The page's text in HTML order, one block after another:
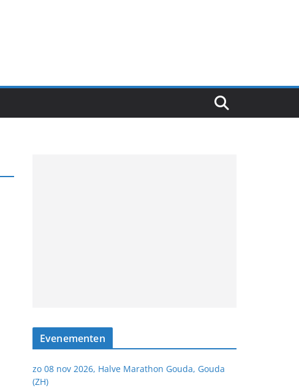
Evenementen
zo 08 nov 2026, Halve Marathon Gouda, Gouda
(ZH)